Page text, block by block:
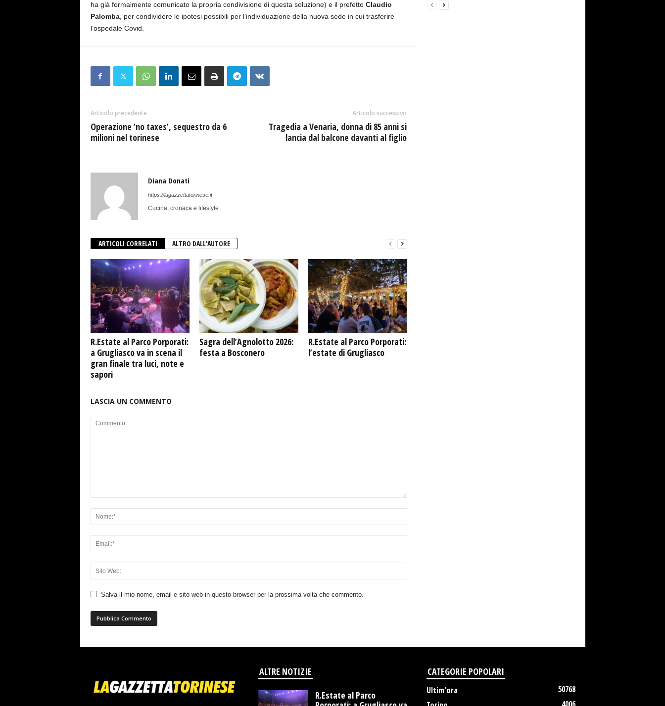
ha già formalmente comunicato la propria condivisione di questa soluzione) e il prefetto Claudio
Palomba, per condividere le ipotesi possibili per l’individuazione della nuova sede in cui trasferire
l’ospedale Covid.
Articolo precedente
Operazione ‘no taxes’, sequestro da 6
milioni nel torinese
Articolo successivo
Tragedia a Venaria, donna di 85 anni si
lancia dal balcone davanti al figlio
Diana Donati
https://lagazzettatorinese.it
Cucina, cronaca e lifestyle
ARTICOLI CORRELATI ALTRO DALL'AUTORE
R.Estate al Parco Porporati:
a Grugliasco va in scena il
gran finale tra luci, note e
sapori
Sagra dell’Agnolotto 2026:
festa a Bosconero
R.Estate al Parco Porporati:
l’estate di Grugliasco
LASCIA UN COMMENTO
Salva il mio nome, email e sito web in questo browser per la prossima volta che commento.
ALTRE NOTIZIE
R.Estate al Parco
CATEGORIE POPOLARI
Ultim'ora
50768